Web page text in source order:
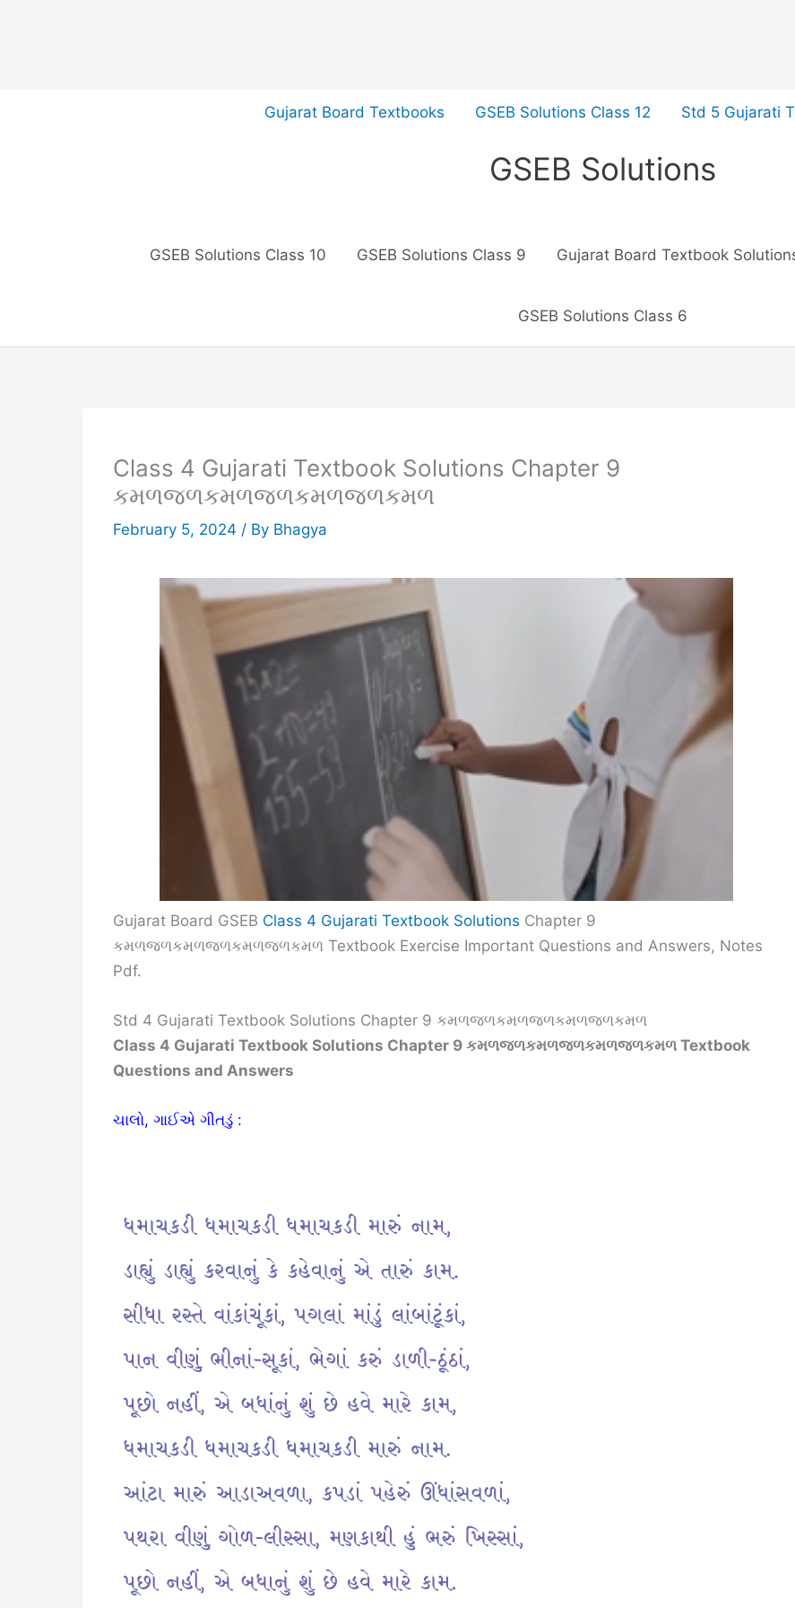
Gujarat Board Textbooks GSEB Solutions Class 12 Std 5 Gujarati
GSEB Solutions
GSEB Solutions Class 10 GSEB Solutions Class 9 Gujarat Board Textbook
GSEB Solutions Class 6
Class 4 Gujarati Textbook Solutions Chapter 9
કમળજળકમળજળકમળજળકમળ
February 5, 2024 / By Bhagya
Gujarat Board GSEB Class 4 Gujarati Textbook Solutions Chapter 9
કમળજળકમળજળકમળજળકમળ Textbook Exercise Important Questions and Answers, Notes
Pdf.
Std 4 Gujarati Textbook Solutions Chapter 9 કમળજળકમળજળકમળજળકમળ
Class 4 Gujarati Textbook Solutions Chapter 9 કમળજળકમળજળકમળજળકમળ Textbook
Questions and Answers
ચાલો, ગાઈએ ગીતડું :